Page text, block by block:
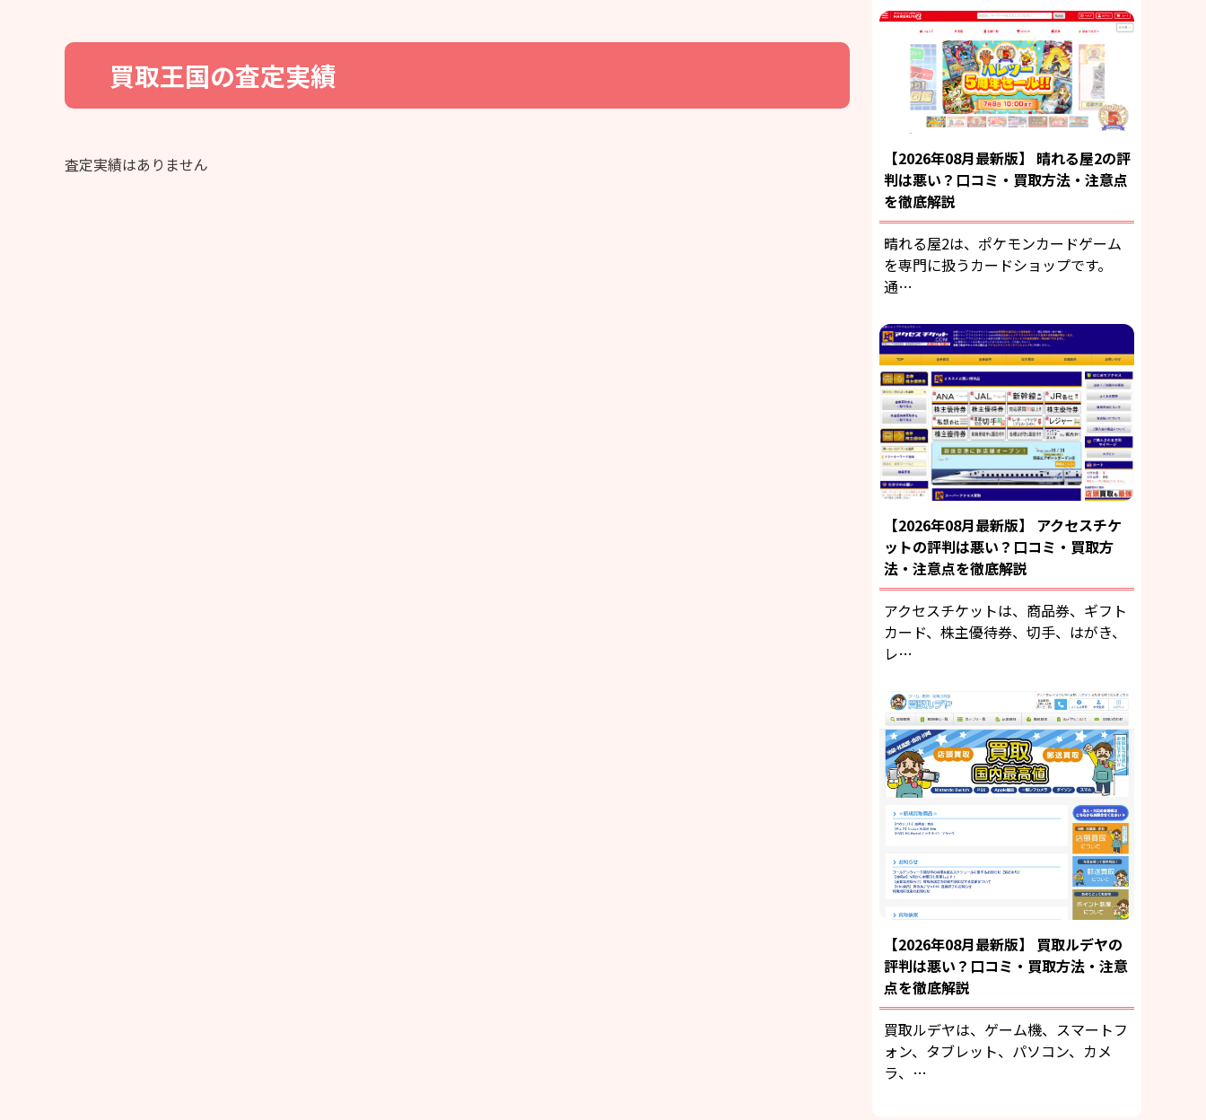
買取王国の査定実績
査定実績はありません
【2026年08月最新版】 晴れる屋2の評
判は悪い？口コミ・買取方法・注意点
を徹底解説
晴れる屋2は、ポケモンカードゲーム
を専門に扱うカードショップです。
通…
【2026年08月最新版】 アクセスチケ
ットの評判は悪い？口コミ・買取方
法・注意点を徹底解説
アクセスチケットは、商品券、ギフト
カード、株主優待券、切手、はがき、
レ…
【2026年08月最新版】 買取ルデヤの
評判は悪い？口コミ・買取方法・注意
点を徹底解説
買取ルデヤは、ゲーム機、スマートフ
ォン、タブレット、パソコン、カメ
ラ、…